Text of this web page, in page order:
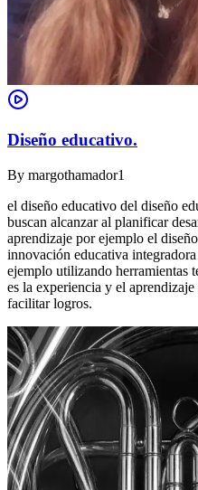
Diseño educativo.
By margothamador1
el diseño educativo del diseño
buscan alcanzar al planificar
aprendizaje por ejemplo el
innovación educativa
ejemplo utilizando herramientas
es la experiencia y el
facilitar logros.